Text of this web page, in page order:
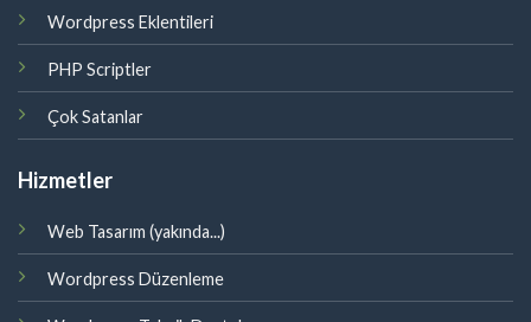
Wordpress Eklentileri
PHP Scriptler
Çok Satanlar
Hizmetler
Web Tasarım (yakında...)
Wordpress Düzenleme